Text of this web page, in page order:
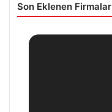
Son Eklenen Firmalar